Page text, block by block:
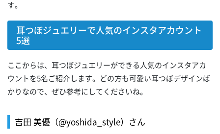
す。
耳つぼジュエリーで人気のインスタアカウント
5選
ここからは、耳つぼジュエリーができる人気のインスタアカ
ウントを5名ご紹介します。どの方も可愛い耳つぼデザインば
かりなので、ぜひ参考にしてくださいね。
吉田 美優（@yoshida_style）さん